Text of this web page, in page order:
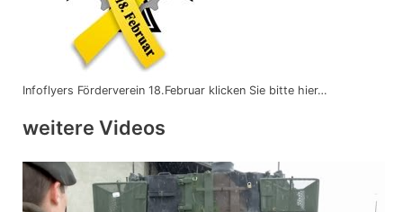
Infoflyers Förderverein 18.Februar klicken Sie bitte hier…
weitere Videos